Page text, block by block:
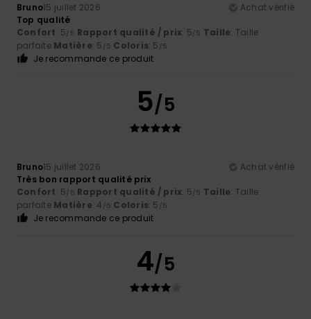
Bruno15 juillet 2026
Achat vérifié
Top qualité
Confort: 5/5 Rapport qualité / prix: 5/5 Taille: Taille
parfaite Matière: 5 /5 Coloris: 5 /5
Je recommande ce produit
5/5
Bruno15 juillet 2026
Achat vérifié
Très bon rapport qualité prix
Confort: 5/5 Rapport qualité / prix: 5/5 Taille: Taille
parfaite Matière: 4 /5 Coloris: 5 /5
Je recommande ce produit
4/5